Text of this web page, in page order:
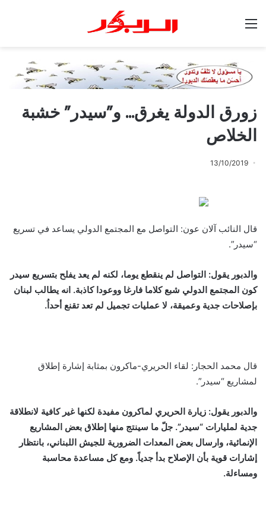
زورق الدولة يغرق… و”سيدر” خشبة
الخلاص
13/10/2019
قال النائب آلان عون: التواصل مع المجتمع الدولي يساعد في تسريع
“سيدر”.
والدبور يقول: التواصل لم ينقطع يوما، لكنه لم يعد يفلح بتسريع سيدر
كون المجتمع الدولي شبع كلاما فارغا ووعودا كاذبة. انه يطالب لبنان
بإصلاحات جدية وعميقة، لا عمليات تجميل لم تعد تقنع أحداُ.
قال محمد الحجار: لقاء الحريري-ماكرون بمثابة إشارة إطلاق
لمشاريع “سيدر”.
والدبور يقول: زيارة الحريري لماكرون مفيدة لكنها غير كافية لانطلاقة
جدية لمليارات “سيدر”. جلّ ما سينتج منها إطلاق بعض المشاريع
الإنمائية، وارسال بعض المعدات الضرورية للجيش اللبناني، بانتظار
إشارات قوية بأن الإصلاح بدأ جدياً. ومع كل مساعدة محاسبة
ومساءلة.